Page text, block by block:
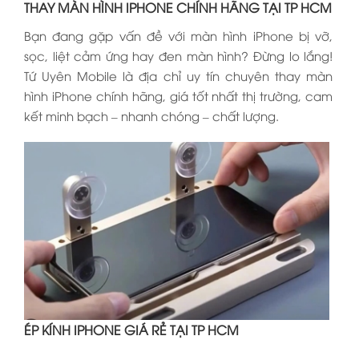
THAY MÀN HÌNH IPHONE CHÍNH HÃNG TẠI TP HCM
Bạn đang gặp vấn đề với màn hình iPhone bị vỡ,
sọc, liệt cảm ứng hay đen màn hình? Đừng lo lắng!
Tứ Uyên Mobile là địa chỉ uy tín chuyên thay màn
hình iPhone chính hãng, giá tốt nhất thị trường, cam
kết minh bạch – nhanh chóng – chất lượng.
ÉP KÍNH IPHONE GIÁ RẺ TẠI TP HCM